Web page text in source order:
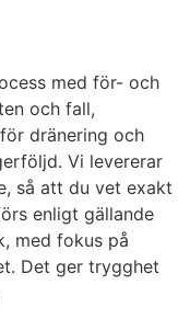
med för- och
och fall,
dränering och
Vi levererar
så att du vet exakt
enligt gällande
med fokus på
Det ger trygghet